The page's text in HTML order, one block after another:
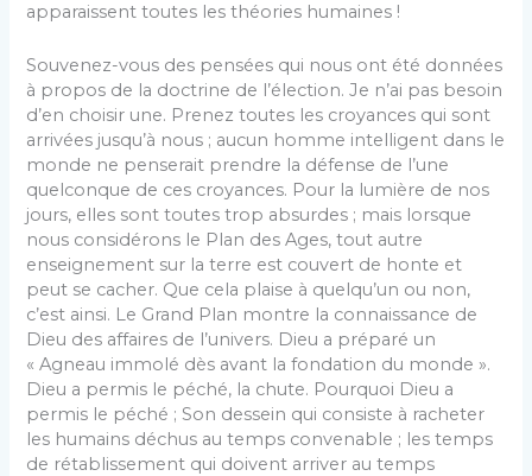
apparaissent toutes les théories humaines !
Souvenez-vous des pensées qui nous ont été données
à propos de la doctrine de l’élection. Je n’ai pas besoin
d’en choisir une. Prenez toutes les croyances qui sont
arrivées jusqu’à nous ; aucun homme intelligent dans le
monde ne penserait prendre la défense de l’une
quelconque de ces croyances. Pour la lumière de nos
jours, elles sont toutes trop absurdes ; mais lorsque
nous considérons le Plan des Ages, tout autre
enseignement sur la terre est couvert de honte et
peut se cacher. Que cela plaise à quelqu’un ou non,
c’est ainsi. Le Grand Plan montre la connaissance de
Dieu des affaires de l’univers. Dieu a préparé un
« Agneau immolé dès avant la fondation du monde ».
Dieu a permis le péché, la chute. Pourquoi Dieu a
permis le péché ; Son dessein qui consiste à racheter
les humains déchus au temps convenable ; les temps
de rétablissement qui doivent arriver au temps